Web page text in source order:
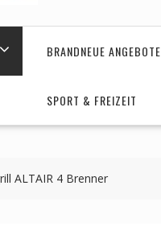
BRANDNEUE ANGEBOTE
SPORT & FREIZEIT
ALTAIR 4 Brenner